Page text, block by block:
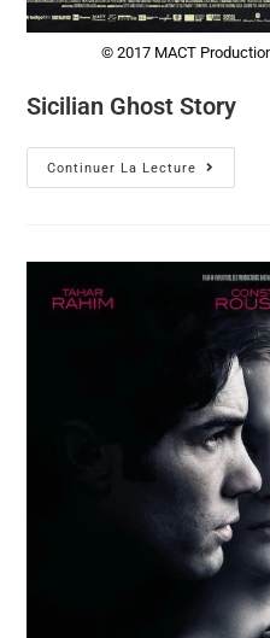
© 2017 MACT
Sicilian Ghost Story
Continuer La Lecture